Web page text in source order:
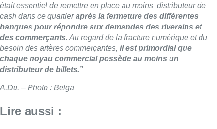
était essentiel de remettre en place au moins distributeur de
cash dans ce quartieraprès la fermeture des différentes
banques pour répondre aux demandes des riverains et
des commerçants. Au regard de la fracture numérique et du
besoin des artères commerçantes, il est primordial que
chaque noyau commercial possède au moins un
distributeur de billets.”
A.Du. – Photo : Belga
Lire aussi :